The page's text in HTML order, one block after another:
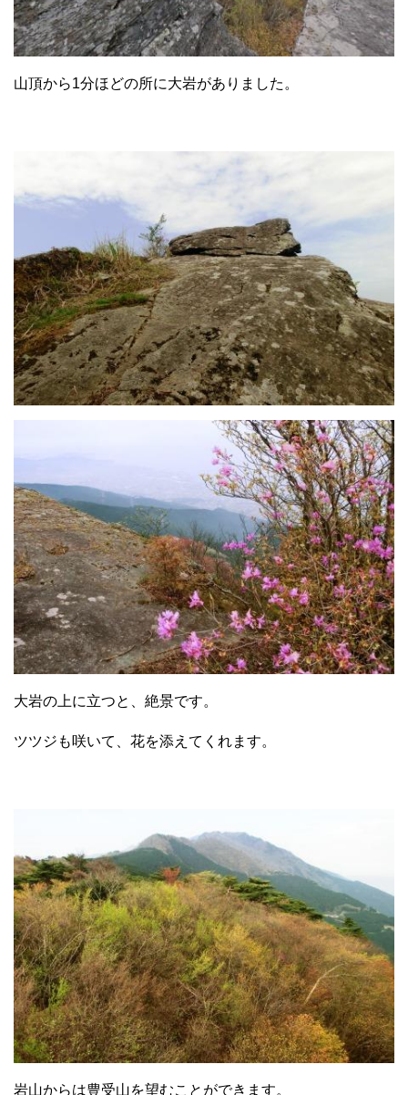
山頂から1分ほどの所に大岩がありました。
大岩の上に立つと、絶景です。
ツツジも咲いて、花を添えてくれます。
岩山からは豊受山を望むことができます。